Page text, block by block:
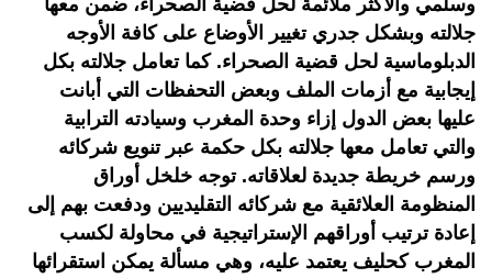
وسلمي والأكثر ملائمة لحل قضية الصحراء، ضمن معها
جلالته وبشكل جدري تغيير الأوضاع على كافة الأوجه
الدبلوماسية لحل قضية الصحراء. كما تعامل جلالته بكل
إيجابية مع أزمات الملف وبعض التحفظات التي أبانت
عليها بعض الدول إزاء وحدة المغرب وسيادته الترابية
والتي تعامل معها جلالته بكل حكمة عبر تنويع شركائه
ورسم خريطة جديدة لعلاقاته. توجه خلخل أوراق
المنظومة العلائقية مع شركائه التقليديين ودفعت بهم إلى
إعادة ترتيب أوراقهم الإستراتيجية في محاولة لكسب
المغرب كحليف يعتمد عليه، وهي مسألة يمكن استقرائها